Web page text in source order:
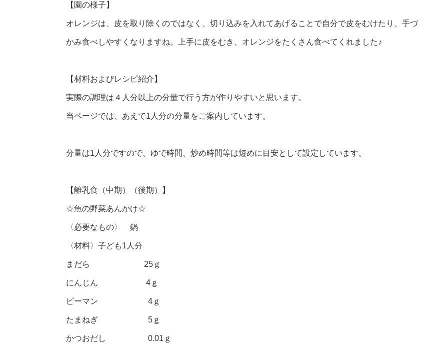
【園の様子】
オレンジは、皮を取り除くのではなく、切り込みを入れてあげることで自分で皮をむけたり、手づ
かみ食べしやすくなりますね。上手に皮をむき、オレンジをたくさん食べてくれました♪
【材料およびレシピ紹介】
実際の調理は４人分以上の分量で行う方が作りやすいと思います。
当ページでは、あえて1人分の分量をご案内しています。
分量は1人分ですので、ゆで時間、炒め時間等は短めに目安として設定しています。
【離乳食（中期）（後期）】
☆魚の野菜あんかけ☆
〈必要なもの〉 鍋
〈材料〉子ども1人分
まだら 25ｇ
にんじん 4ｇ
ピーマン 4ｇ
たまねぎ 5ｇ
かつおだし 0.01ｇ